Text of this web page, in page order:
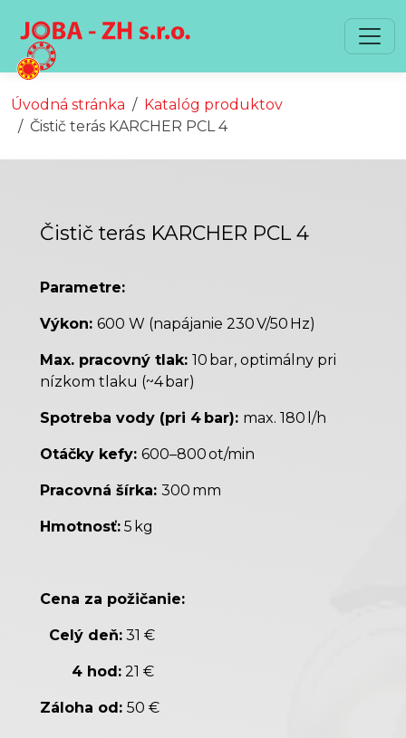
Úvodná stránka
Katalóg produktov
Čistič terás KARCHER PCL 4
Čistič terás KARCHER PCL 4
Parametre:
Výkon: 600 W (napájanie 230 V/50 Hz)
Max. pracovný tlak: 10 bar, optimálny pri
nízkom tlaku (~4 bar)
Spotreba vody (pri 4 bar): max. 180 l/h
Otáčky kefy: 600–800 ot/min
Pracovná šírka: 300 mm
Hmotnosť: 5 kg
Cena za požičanie:
Celý deň: 31 €
4 hod: 21 €
Záloha od: 50 €